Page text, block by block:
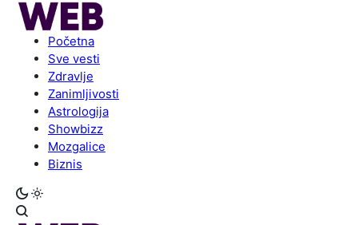
Početna
Sve vesti
Zdravlje
Zanimljivosti
Astrologija
Showbizz
Mozgalice
Biznis